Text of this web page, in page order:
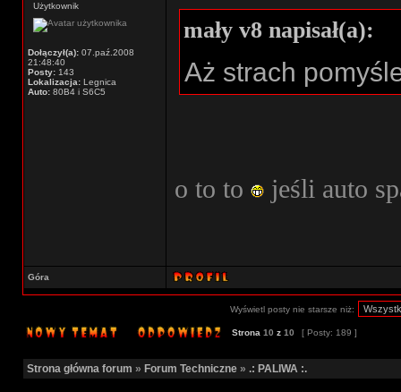
Użytkownik
Dołączył(a): 07.paź.2008
21:48:40
Posty: 143
Lokalizacja: Legnica
Auto: 80B4 i S6C5
mały v8 napisał(a):
Aż strach
o to to jeśli auto
Góra
Wyświetl posty nie starsze niż:
Strona 10 z 10 [ Posty: 189 ]
Strona główna forum » Forum Techniczne » .: PALIWA :.